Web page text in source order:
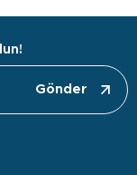
Gönder